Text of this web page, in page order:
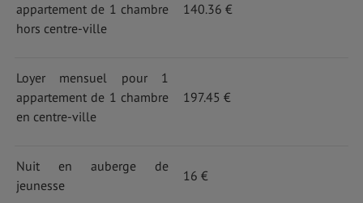
appartement de 1 chambre
hors centre-ville
140.36 €
Loyer mensuel pour 1
appartement de 1 chambre
en centre-ville
197.45 €
Nuit en auberge de
jeunesse
16 €